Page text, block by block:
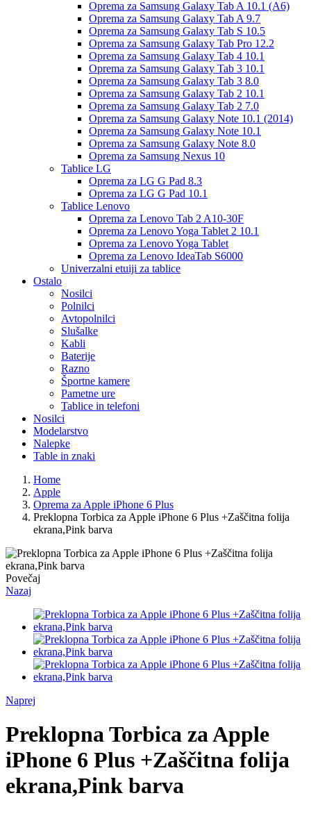
Oprema za Samsung Galaxy Tab A 10.1 (A6)
Oprema za Samsung Galaxy Tab A 9.7
Oprema za Samsung Galaxy Tab S 10.5
Oprema za Samsung Galaxy Tab Pro 12.2
Oprema za Samsung Galaxy Tab 4 10.1
Oprema za Samsung Galaxy Tab 3 10.1
Oprema za Samsung Galaxy Tab 3 8.0
Oprema za Samsung Galaxy Tab 2 10.1
Oprema za Samsung Galaxy Tab 2 7.0
Oprema za Samsung Galaxy Note 10.1 (2014)
Oprema za Samsung Galaxy Note 10.1
Oprema za Samsung Galaxy Note 8.0
Oprema za Samsung Nexus 10
Tablice LG
Oprema za LG G Pad 8.3
Oprema za LG G Pad 10.1
Tablice Lenovo
Oprema za Lenovo Tab 2 A10-30F
Oprema za Lenovo Yoga Tablet 2 10.1
Oprema za Lenovo Yoga Tablet
Oprema za Lenovo IdeaTab S6000
Univerzalni etuiji za tablice
Ostalo
Nosilci
Polnilci
Avtopolnilci
Slušalke
Kabli
Baterije
Razno
Športne kamere
Pametne ure
Tablice in telefoni
Nosilci
Modelarstvo
Nalepke
Table in znaki
Home
Apple
Oprema za Apple iPhone 6 Plus
Preklopna Torbica za Apple iPhone 6 Plus +Zaščitna folija
ekrana,Pink barva
Povečaj
Nazaj
Naprej
Preklopna Torbica za Apple
iPhone 6 Plus +Zaščitna folija
ekrana,Pink barva